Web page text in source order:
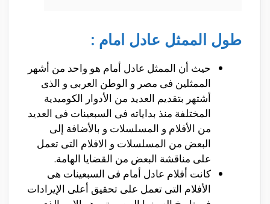
طول الممثل عادل امام :
حيث أن الممثل عادل أمام هو واحد من أشهر
الممثلين فى مصر و الوطن العربى و الذى
أشتهر بتقديم العديد من الأدوار الكوميدية
المختلفة منذ بداياته فى السبعينات فى العديد
من الأفلام و المسلسلات و بالأضافة إلى
البعض من المسلسلات و الافلام التى تعمل
على مناقشة البعض من القضايا الهامة.
كانت أفلام عادل أمام فى السبعينات هى
الأفلام التى تعمل على تحقيق أعلى الإيرادات